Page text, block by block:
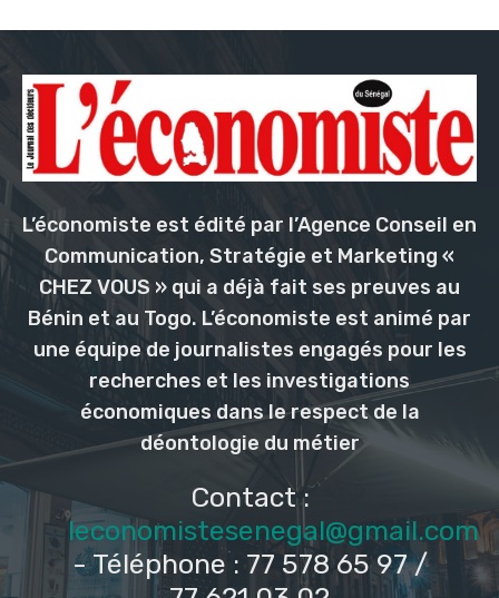
L’économiste est édité par l’Agence Conseil en
Communication, Stratégie et Marketing «
CHEZ VOUS » qui a déjà fait ses preuves au
Bénin et au Togo. L’économiste est animé par
une équipe de journalistes engagés pour les
recherches et les investigations
économiques dans le respect de la
déontologie du métier
Contact :
leconomistesenegal@gmail.com
- Téléphone : 77 578 65 97 /